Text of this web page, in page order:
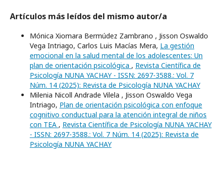
Artículos más leídos del mismo autor/a
Mónica Xiomara Bermúdez Zambrano , Jisson Oswaldo
Vega Intriago, Carlos Luis Macías Mera, La gestión
emocional en la salud mental de los adolescentes: Un
plan de orientación psicológica , Revista Científica de
Psicología NUNA YACHAY - ISSN: 2697-3588.: Vol. 7
Núm. 14 (2025): Revista de Psicología NUNA YACHAY
Milenia Nicoll Andrade Vilela , Jisson Oswaldo Vega
Intriago, Plan de orientación psicológica con enfoque
cognitivo conductual para la atención integral de niños
con TEA , Revista Científica de Psicología NUNA YACHAY
- ISSN: 2697-3588.: Vol. 7 Núm. 14 (2025): Revista de
Psicología NUNA YACHAY